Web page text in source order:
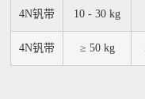
4N钒带 10 - 30 kg
4N钒带 ≥ 50 kg